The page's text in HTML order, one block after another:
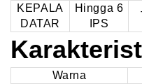
KEPALA
DATAR
Hingga 6
IPS
Warna